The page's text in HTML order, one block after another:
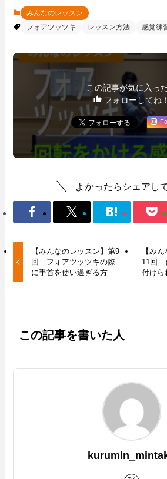
みんなのレッスン
フォアツッツキ
レッスン方法 感覚練
この記事が気に入っ
フォローしてね！
よかったらシェアし
【みんなのレッスン】第9
回 フォアツッツキの際
に手首を使い過ぎる方
【み
11回
付けら
この記事を書いた人